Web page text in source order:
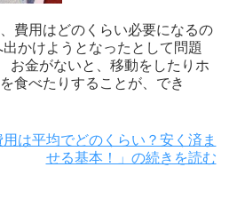
費用はどのくらい必要になるの
かけようとなったとして問題
お金がないと、移動をしたりホ
食べたりすることが、でき
用は平均でどのくらい？安く済ま
せる基本！」の続きを読む